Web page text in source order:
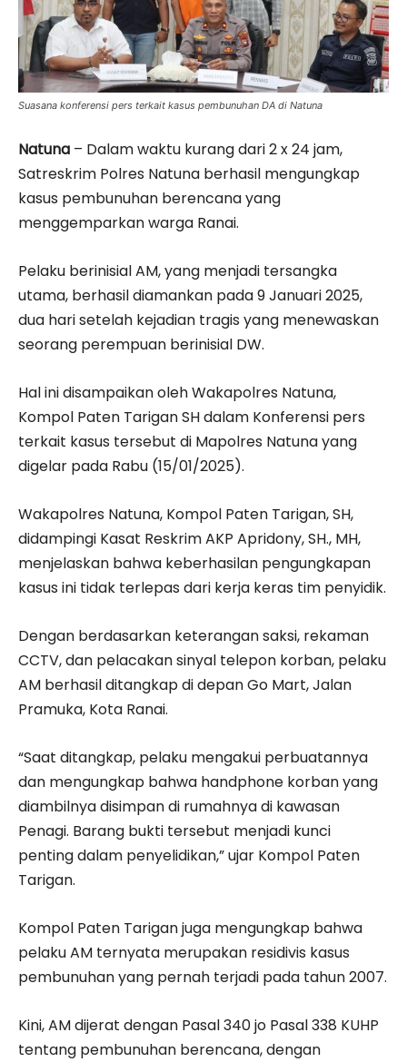
Suasana konferensi pers terkait kasus pembunuhan DA di Natuna
Natuna – Dalam waktu kurang dari 2 x 24 jam,
Satreskrim Polres Natuna berhasil mengungkap
kasus pembunuhan berencana yang
menggemparkan warga Ranai.
Pelaku berinisial AM, yang menjadi tersangka
utama, berhasil diamankan pada 9 Januari 2025,
dua hari setelah kejadian tragis yang menewaskan
seorang perempuan berinisial DW.
Hal ini disampaikan oleh Wakapolres Natuna,
Kompol Paten Tarigan SH dalam Konferensi pers
terkait kasus tersebut di Mapolres Natuna yang
digelar pada Rabu (15/01/2025).
Wakapolres Natuna, Kompol Paten Tarigan, SH,
didampingi Kasat Reskrim AKP Apridony, SH., MH,
menjelaskan bahwa keberhasilan pengungkapan
kasus ini tidak terlepas dari kerja keras tim penyidik.
Dengan berdasarkan keterangan saksi, rekaman
CCTV, dan pelacakan sinyal telepon korban, pelaku
AM berhasil ditangkap di depan Go Mart, Jalan
Pramuka, Kota Ranai.
“Saat ditangkap, pelaku mengakui perbuatannya
dan mengungkap bahwa handphone korban yang
diambilnya disimpan di rumahnya di kawasan
Penagi. Barang bukti tersebut menjadi kunci
penting dalam penyelidikan,” ujar Kompol Paten
Tarigan.
Kompol Paten Tarigan juga mengungkap bahwa
pelaku AM ternyata merupakan residivis kasus
pembunuhan yang pernah terjadi pada tahun 2007.
Kini, AM dijerat dengan Pasal 340 jo Pasal 338 KUHP
tentang pembunuhan berencana, dengan